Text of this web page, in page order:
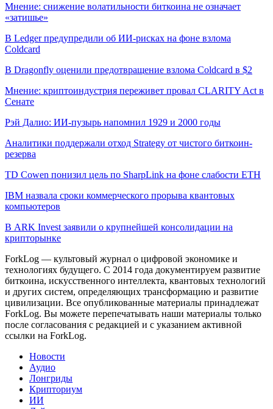
Мнение: снижение волатильности биткоина не означает
«затишье»
В Ledger предупредили об ИИ-рисках на фоне взлома
Coldcard
В Dragonfly оценили предотвращение взлома Coldcard в $2
Мнение: криптоиндустрия переживет провал CLARITY Act в
Сенате
Рэй Далио: ИИ-пузырь напомнил 1929 и 2000 годы
Аналитики поддержали отход Strategy от чистого биткоин-
резерва
TD Cowen понизил цель по SharpLink на фоне слабости ETH
IBM назвала сроки коммерческого прорыва квантовых
компьютеров
В ARK Invest заявили о крупнейшей консолидации на
крипторынке
ForkLog — культовый журнал о цифровой экономике и
технологиях будущего. С 2014 года документируем развитие
биткоина, искусственного интеллекта, квантовых технологий
и других систем, определяющих трансформацию и развитие
цивилизации. Все опубликованные материалы принадлежат
ForkLog. Вы можете перепечатывать наши материалы только
после согласования с редакцией и с указанием активной
ссылки на ForkLog.
Новости
Аудио
Лонгриды
Крипториум
ИИ